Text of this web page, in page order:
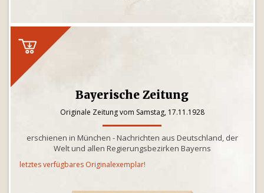
Bayerische Zeitung
Originale Zeitung vom Samstag, 17.11.1928
erschienen in München - Nachrichten aus Deutschland, der
Welt und allen Regierungsbezirken Bayerns
letztes verfügbares Originalexemplar!